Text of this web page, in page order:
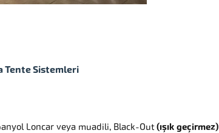
Tente Sistemleri
Loncar veya muadili, Black-Out(ışık geçirmez)